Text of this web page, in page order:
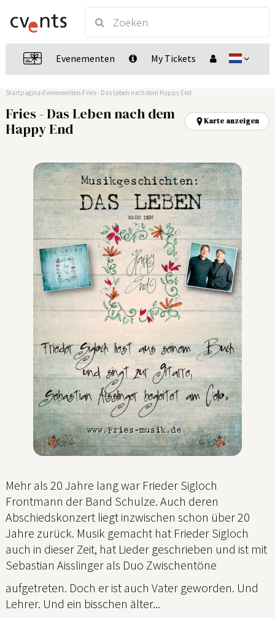
Evenementen My Tickets
Startpagina Evenementen Fries - Das Leben nach dem Happy End
Fries - Das Leben nach dem
Happy End
Karte anzeigen
Mehr als 20 Jahre lang war Frieder Sigloch
Frontmann der Band Schulze. Auch deren
Abschiedskonzert liegt inzwischen schon über 20
Jahre zurück. Musik gemacht hat Frieder Sigloch
auch in dieser Zeit, hat Lieder geschrieben und ist mit
Sebastian Aisslinger als Duo Zwischentöne
aufgetreten. Doch er ist auch Vater geworden. Und
Lehrer. Und ein bisschen älter...